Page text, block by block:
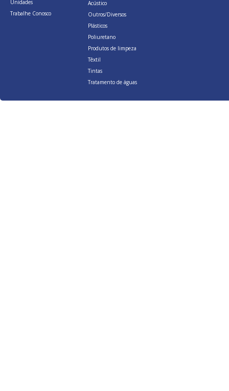
Unidades
Trabalhe Conosco
Acústico
Outros/Diversos
Plásticos
Poliuretano
Produtos de limpeza
Têxtil
Tintas
Tratamento de águas